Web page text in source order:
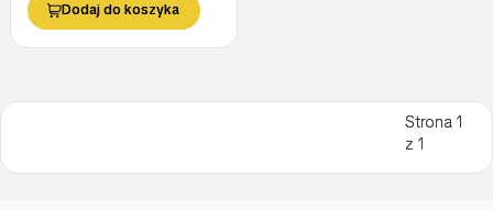
Dodaj do koszyka
Strona 1
z 1